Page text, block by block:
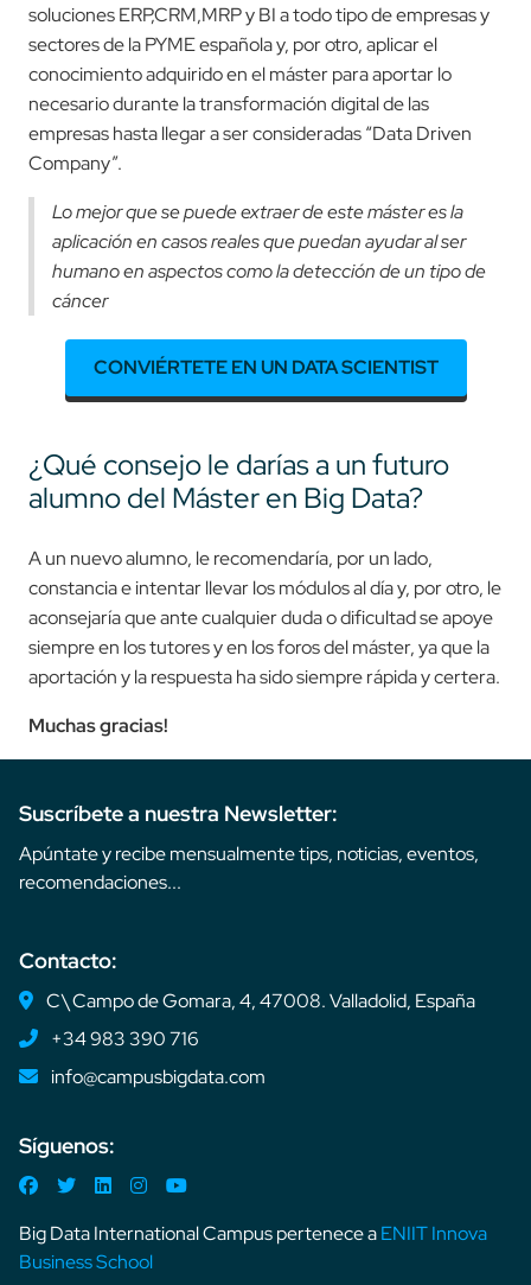
soluciones ERP,CRM,MRP y BI a todo tipo de empresas y
sectores de la PYME española y, por otro, aplicar el
conocimiento adquirido en el máster para aportar lo
necesario durante la transformación digital de las
empresas hasta llegar a ser consideradas “Data Driven
Company”.
Lo mejor que se puede extraer de este máster es la
aplicación en casos reales que puedan ayudar al ser
humano en aspectos como la detección de un tipo de
cáncer
CONVIÉRTETE EN UN DATA SCIENTIST
¿Qué consejo le darías a un futuro
alumno del Máster en Big Data?
A un nuevo alumno, le recomendaría, por un lado,
constancia e intentar llevar los módulos al día y, por otro, le
aconsejaría que ante cualquier duda o dificultad se apoye
siempre en los tutores y en los foros del máster, ya que la
aportación y la respuesta ha sido siempre rápida y certera.
Muchas gracias!
Suscríbete a nuestra Newsletter:
Apúntate y recibe mensualmente tips, noticias, eventos,
recomendaciones...
Contacto:
C\ Campo de Gomara, 4, 47008. Valladolid, España
+34 983 390 716
info@campusbigdata.com
Síguenos:
Big Data International Campus pertenece aENIIT Innova
Business School